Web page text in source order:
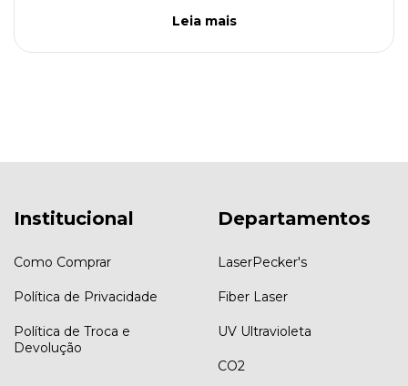
para quem deseja fazer apenas gravações em metais, com ótimo
também pode cortar, embora mais lentamente. 🔹Já a 50W é ideal
Leia mais
Institucional
Como Comprar
Política de Privacidade
Política de Troca e
Devolução
Departamentos
LaserPecker's
Fiber Laser
UV Ultravioleta
CO2